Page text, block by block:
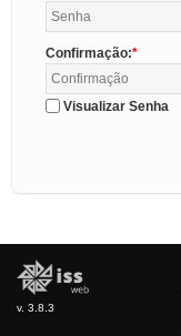
Confirmação:
Visualizar Senha
v. 3.8.3